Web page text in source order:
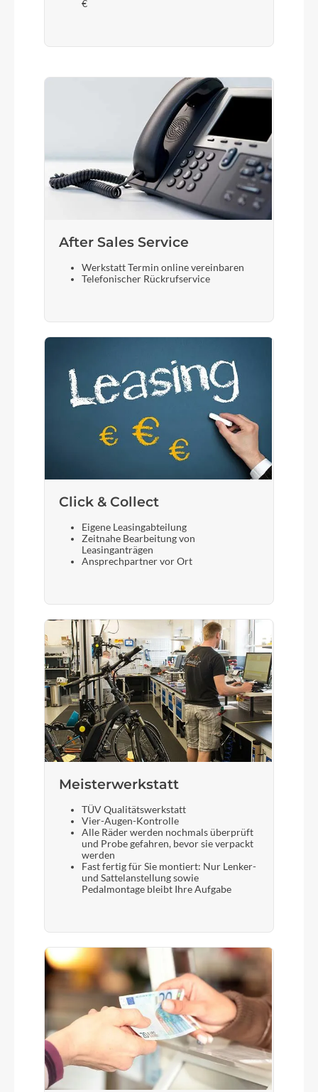
€
After Sales Service
Werkstatt Termin online vereinbaren
Telefonischer Rückrufservice
Click & Collect
Eigene Leasingabteilung
Zeitnahe Bearbeitung von
Leasinganträgen
Ansprechpartner vor Ort
Meisterwerkstatt
TÜV Qualitätswerkstatt
Vier-Augen-Kontrolle
Alle Räder werden nochmals überprüft
und Probe gefahren, bevor sie verpackt
werden
Fast fertig für Sie montiert: Nur Lenker-
und Sattelanstellung sowie
Pedalmontage bleibt Ihre Aufgabe